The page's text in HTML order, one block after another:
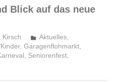
Blick auf das neue
Kirsch Aktuelles
, Garagenflohmarkt,
Seniorenfest,